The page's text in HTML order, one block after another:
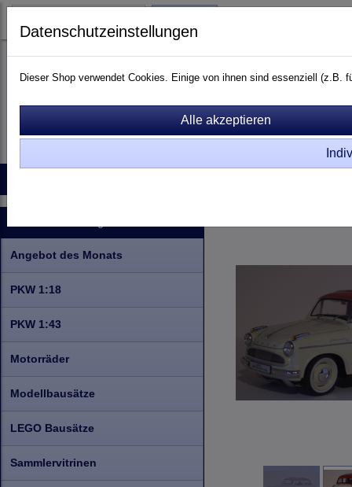
Angebot des Monats
PKW 1:18
PKW 1:43
Motorräder
Modellbausätze
LEGO Bausätze
Sammlervitrinen
Datenschutzeinstellungen
Dieser Shop verwendet Cookies. Einige von ihnen sind essenziell (z.B.